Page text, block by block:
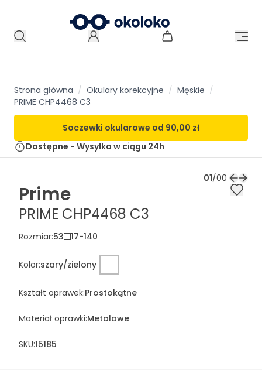
Strona główna / Okulary korekcyjne / Męskie /
PRIME CHP4468 C3
Soczewki okularowe od 90,00 zł
Dostępne - Wysyłka w ciągu 24h
01/00
Prime
PRIME CHP4468 C3
Rozmiar:53 17-140
Kolor:szary/zielony
Kształt oprawek:Prostokątne
Materiał oprawki:Metalowe
SKU:15185